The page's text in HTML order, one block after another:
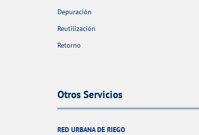
Depuración
Reutilización
Retorno
Otros Servicios
RED URBANA DE RIEGO